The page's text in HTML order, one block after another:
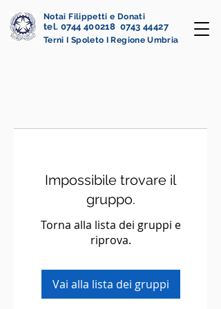
Notai Filippetti e Donati
tel. 0744 400218 0743 44427
Terni I Spoleto I Regione Umbria
Impossibile trovare il
gruppo.
Torna alla lista dei gruppi e
riprova.
Vai alla lista dei gruppi